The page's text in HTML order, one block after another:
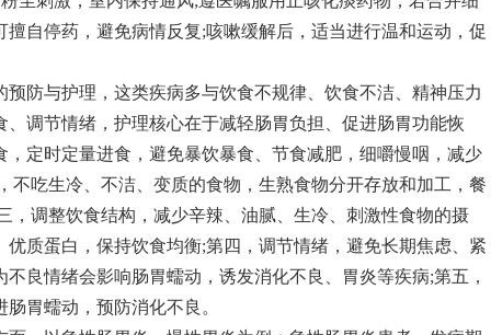
自停药，避免病情反复;咳嗽缓解后，适当进行温和运动，促
预防与护理，这类疾病多与饮食不规律、饮食不洁、精神压力
调节情绪，护理核心在于减轻肠胃负担、促进肠胃功能恢
，定时定量进食，避免暴饮暴食、节食减肥，细嚼慢咽，减少
不吃生冷、不洁、变质的食物，生熟食物分开存放和加工，餐
，调整饮食结构，减少辛辣、油腻、生冷、刺激性食物的摄
质蛋白，保持饮食均衡;第四，调节情绪，避免长期焦虑、紧
良情绪会影响肠胃蠕动，诱发消化不良、胃炎等疾病;第五，
胃蠕动，预防消化不良。